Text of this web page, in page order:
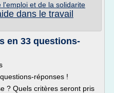
l'emploi et de la solidarite
dans le travail
en 33 questions-
réponses !
? Quels critères seront pris